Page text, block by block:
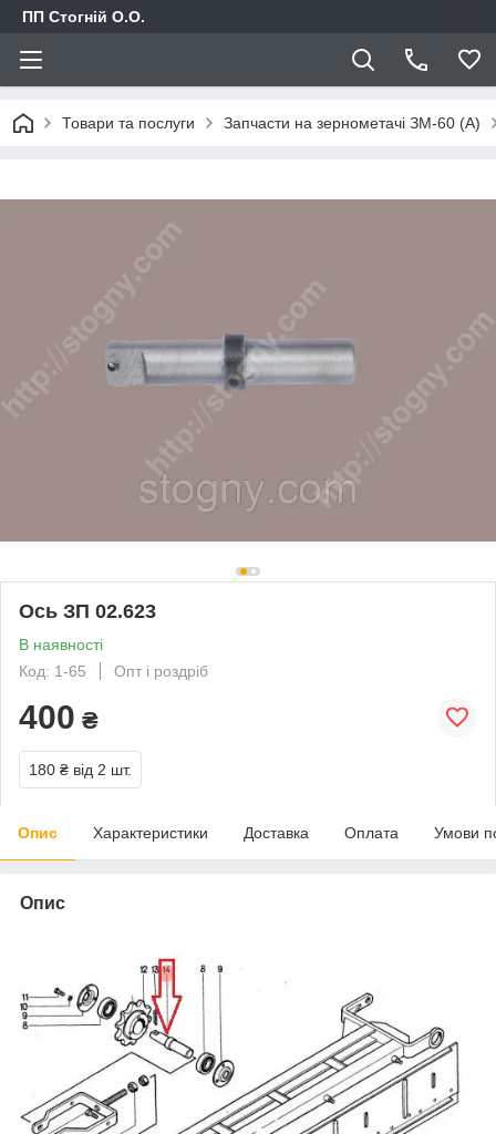
ПП Стогній О.О.
Товари та послуги Запчасти на зернометачі ЗМ-60 (А)
Ось ЗП 02.623
В наявності
Код: 1-65
Опт і роздріб
400 ₴
180 ₴ від 2 шт.
Опис Характеристики Доставка Оплата Умови
Опис